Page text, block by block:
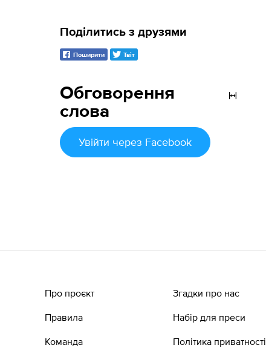
Обговорення
слова
Увійти через Facebook
Поділитись з друзями
Поширити Твіт
Про проєкт
Правила
Команда
Згадки про нас
Набір для преси
Політика приватності